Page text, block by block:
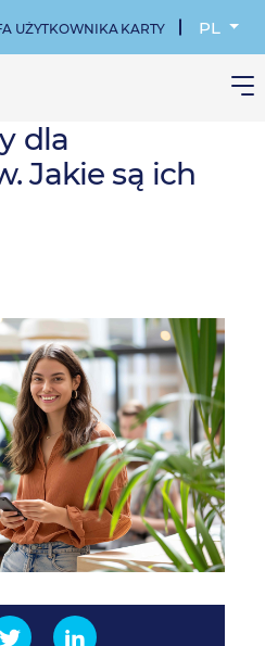
UŻYTKOWNIKA KARTY PL
dla
Jakie są ich